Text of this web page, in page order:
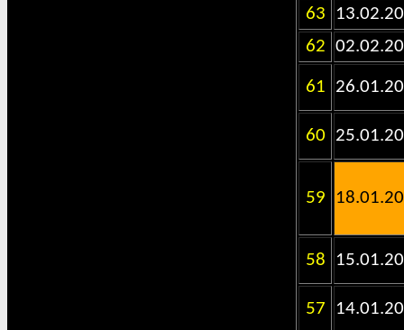
63
62
61
60
59
58
57